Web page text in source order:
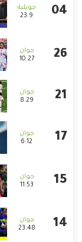
23:9
10:27
8:29
6:12
11:53
23:48